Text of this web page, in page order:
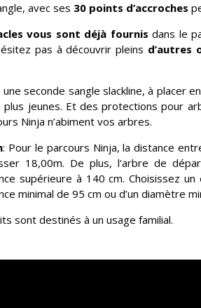
avec ses 30 points d’accroches
vous sont déjà fournisdans le
pas à découvrir pleins d’autres
une seconde sangle slackline, à placer
plus jeunes. Et des protections pour
Ninja n’abiment vos arbres.
: Pour le parcours Ninja, la distance
18,00m. De plus, l'arbre de
supérieure à 140 cm. Choisissez
minimal de 95 cm ou d’un diamètre
sont destinés à un usage familial.